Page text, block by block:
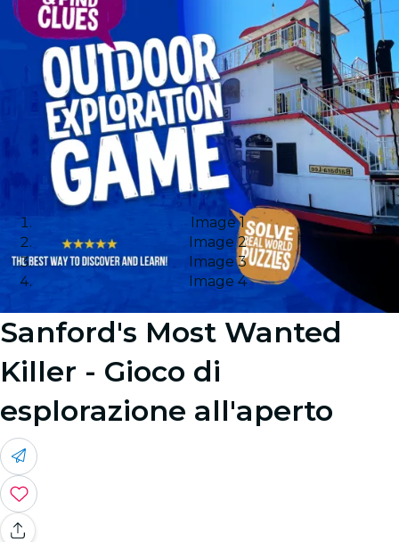
Image 1
Image 2
Image 3
Image 4
Sanford's Most Wanted
Killer - Gioco di
esplorazione all'aperto